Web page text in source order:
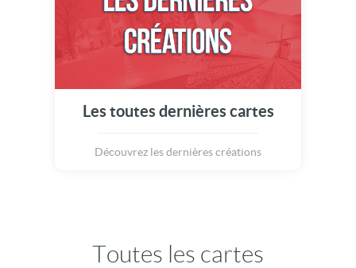
Les toutes dernières cartes
Découvrez les dernières créations
Toutes les cartes